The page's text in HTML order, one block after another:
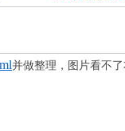
并做整理，图片看不